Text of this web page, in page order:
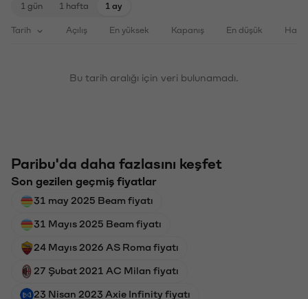
1 gün 1 hafta 1 ay
Tarih Açılış En yüksek Kapanış En düşük
Bu tarih aralığı için veri bulunamadı.
Paribu'da daha fazlasını keşfet
Son gezilen geçmiş fiyatlar
31 may 2025 Beam fiyatı
31 Mayıs 2025 Beam fiyatı
24 Mayıs 2026 AS Roma fiyatı
27 Şubat 2021 AC Milan fiyatı
23 Nisan 2023 Axie Infinity fiyatı